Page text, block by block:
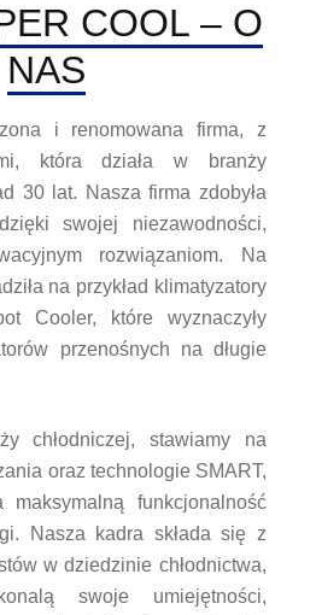
COOL – O
NAS
i renomowana firma, z
która działa w branży
30 lat. Nasza firma zdobyła
swojej niezawodności,
rozwiązaniom. Na
na przykład klimatyzatory
Cooler, które wyznaczyły
przenośnych na długie
chłodniczej, stawiamy na
oraz technologie SMART,
funkcjonalność
Nasza kadra składa się z
w dziedzinie chłodnictwa,
swoje umiejętności,